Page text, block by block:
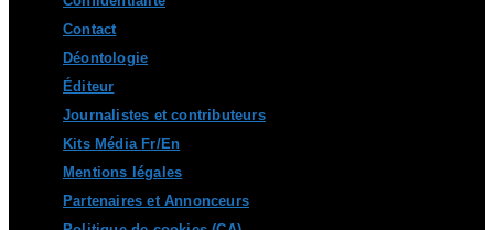
Contact
Déontologie
Éditeur
Journalistes et contributeurs
Kits Média Fr/En
Mentions légales
Partenaires et Annonceurs